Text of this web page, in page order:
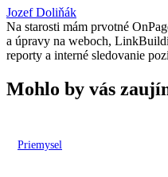
Jozef Doliňák
Na starosti mám prvotné
a úpravy na weboch,
reporty a interné sledovanie
Mohlo by vás
Priemysel